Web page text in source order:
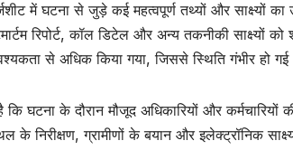
में घटना से जुड़े कई महत्वपूर्ण तथ्यों और साक्ष्यों
रिपोर्ट, कॉल डिटेल और अन्य तकनीकी साक्ष्यों
से अधिक किया गया, जिससे स्थिति गंभीर हो
घटना के दौरान मौजूद अधिकारियों और कर्मचारियों
के निरीक्षण, ग्रामीणों के बयान और इलेक्ट्रॉनिक